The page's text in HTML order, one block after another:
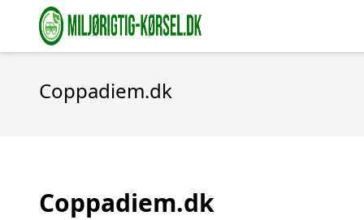
Coppadiem.dk
Coppadiem.dk